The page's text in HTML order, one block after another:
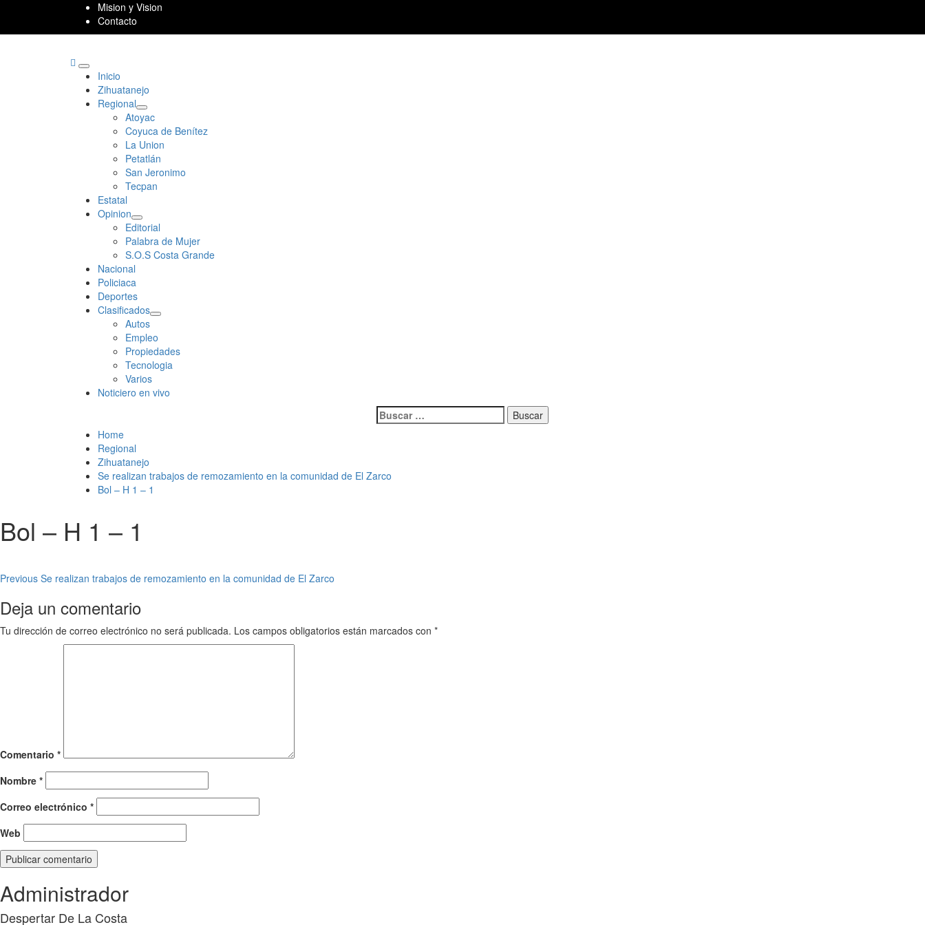
content
Mision y Vision
Contacto
Primary
Menu
Inicio
Zihuatanejo
Regional
Atoyac
Coyuca de Benítez
La Union
Petatlán
San Jeronimo
Tecpan
Estatal
Opinion
Editorial
Palabra de Mujer
S.O.S Costa Grande
Nacional
Policiaca
Deportes
Clasificados
Autos
Empleo
Propiedades
Tecnologia
Varios
Noticiero en vivo
Buscar:
Home
Regional
Zihuatanejo
Se realizan trabajos de remozamiento en la comunidad de El Zarco
Bol – H 1 – 1
Bol – H 1 – 1
Post
navigation
Previous Se realizan trabajos de remozamiento en la comunidad de El Zarco
Deja un comentario
Tu dirección de correo electrónico no será publicada. Los campos obligatorios están marcados con *
Comentario *
Nombre *
Correo electrónico *
Web
Administrador
Despertar De La Costa